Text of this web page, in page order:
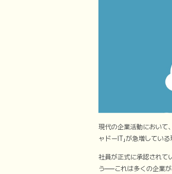
現代の企業活動において
ャドーIT」が急増してい
社員が正式に承認されて
う──これは多くの企業が